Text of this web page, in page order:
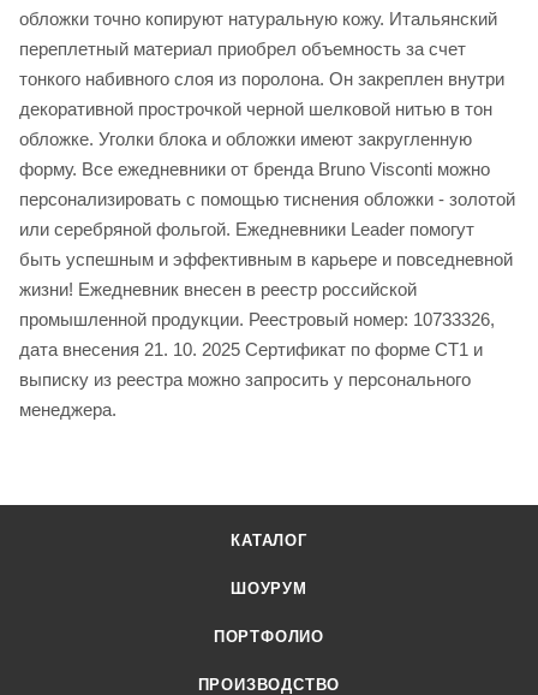
обложки точно копируют натуральную кожу. Итальянский
переплетный материал приобрел объемность за счет
тонкого набивного слоя из поролона. Он закреплен внутри
декоративной прострочкой черной шелковой нитью в тон
обложке. Уголки блока и обложки имеют закругленную
форму. Все ежедневники от бренда Bruno Visconti можно
персонализировать с помощью тиснения обложки - золотой
или серебряной фольгой. Ежедневники Leader помогут
быть успешным и эффективным в карьере и повседневной
жизни! Ежедневник внесен в реестр российской
промышленной продукции. Реестровый номер: 10733326,
дата внесения 21. 10. 2025 Сертификат по форме СТ1 и
выписку из реестра можно запросить у персонального
менеджера.
КАТАЛОГ
ШОУРУМ
ПОРТФОЛИО
ПРОИЗВОДСТВО